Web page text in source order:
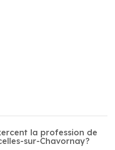
la profession de
sur-Chavornay?